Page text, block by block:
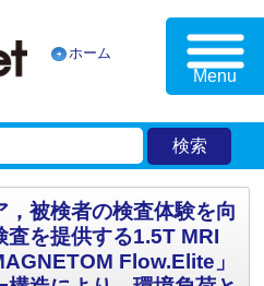
ホーム
Menu
，被検者の検査体験を向
査を提供する1.5T MRI
Flow.Elite」